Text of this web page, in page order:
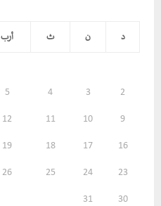
د ن ث أرب
2
3
4
5
9
10
11
12
16
17
18
19
23
24
25
26
30
31